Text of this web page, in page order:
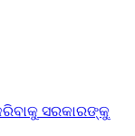
ସରକାରଙ୍କୁ